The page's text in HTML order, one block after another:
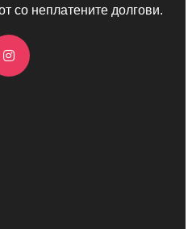
со неплатените долгови.